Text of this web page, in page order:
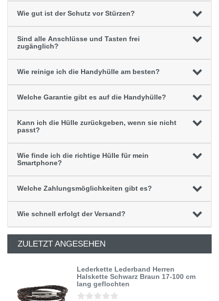
Wie gut ist der Schutz vor Stürzen?
Sind alle Anschlüsse und Tasten frei
zugänglich?
Wie reinige ich die Handyhülle am besten?
Welche Garantie gibt es auf die Handyhülle?
Kann ich die Hülle zurückgeben, wenn sie nicht
passt?
Wie finde ich die richtige Hülle für mein
Smartphone?
Welche Zahlungsmöglichkeiten gibt es?
Wie schnell erfolgt der Versand?
ZULETZT ANGESEHEN
Lederkette Lederband Herren
Halskette Schwarz Braun 17-100 cm
lang geflochten